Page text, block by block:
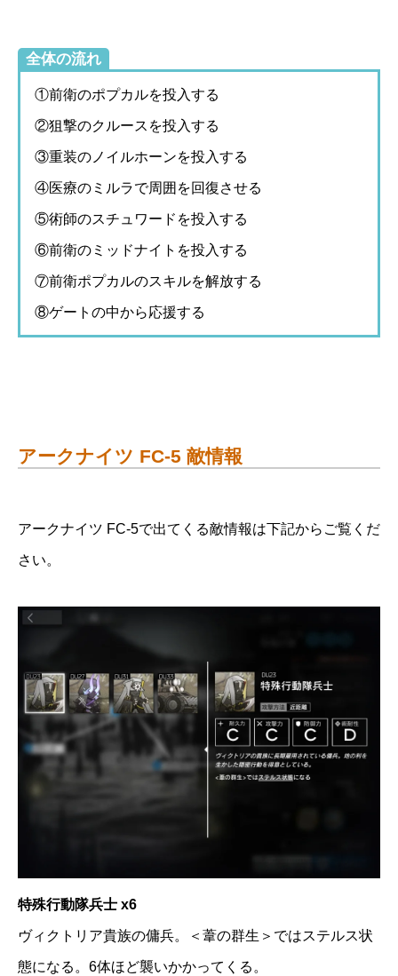
全体の流れ
①前衛のポプカルを投入する
②狙撃のクルースを投入する
③重装のノイルホーンを投入する
④医療のミルラで周囲を回復させる
⑤術師のスチュワードを投入する
⑥前衛のミッドナイトを投入する
⑦前衛ポプカルのスキルを解放する
⑧ゲートの中から応援する
アークナイツ FC-5 敵情報
アークナイツ FC-5で出てくる敵情報は下記からご覧くだ
さい。
特殊行動隊兵士 x6
ヴィクトリア貴族の傭兵。＜葦の群生＞ではステルス状
態になる。6体ほど襲いかかってくる。